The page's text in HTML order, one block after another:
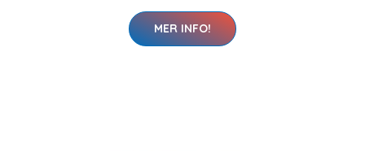
MER INFO!